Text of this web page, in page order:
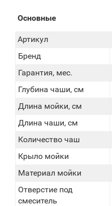
Основные
Артикул
Бренд
Гарантия, мес.
Глубина чаши, см
Длина мойки, см
Длина чаши, см
Количество чаш
Крыло мойки
Материал мойки
Отверстие под
смеситель